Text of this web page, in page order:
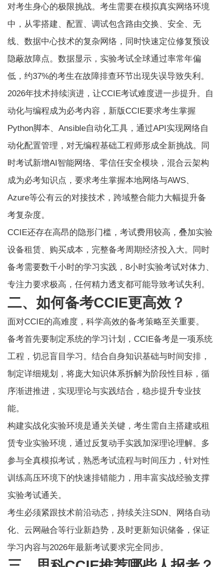
对考生身心的极限挑战。考生需要在模拟真实网络环境
中，从零搭建、配置、调试包含路由交换、安全、无
线、数据中心技术的复杂网络，同时快速定位修复预设
隐蔽故障点。数据显示，实验考试全球通过率常年偏
低，约37%的考生在故障排查环节出现失误导致失利。
2026年技术持续演进，让CCIE考试难度进一步提升。自
动化与编程成为必考内容，新版CCIE要求考生掌握
Python脚本、Ansible自动化工具，通过API实现网络自
动化配置管理，对无编程基础工程师形成全新挑战。同
时考试新增AI智能网络、零信任安全模块，混合云架构
成为必考知识点，要求考生掌握本地网络与AWS、
Azure等公有云的对接技术，跨域整合能力大幅提升备
考复杂度。
CCIE还存在高昂的隐形门槛，考试费用较高，叠加实验
设备租赁、购买成本，完整备考周期经济投入大。同时
备考需要数千小时的学习实践，8小时实验考试对体力、
专注力要求极高，任何精力透支都可能导致考试失利。
二、如何备考CCIE更高效？
面对CCIE的高难度，科学高效的备考策略至关重要。
备考首先要制定系统的学习计划，CCIE备考是一项系统
工程，切忌盲目学习。结合自身知识基础与时间安排，
制定详细规划，将庞大知识体系拆解为阶段性目标，循
序渐进推进，实现理论与实践结合，稳步提升专业技
能。
构建实战化实验环境是通关关键，考生需自主搭建或租
赁专业实验环境，通过反复动手实践加深理论理解。多
参与全真模拟考试，熟悉考试流程与时间压力，针对性
训练高压环境下的快速排错能力，用丰富实战经验支撑
实验考试通关。
考生必须紧跟技术前沿动态，持续关注SDN、网络自动
化、云网融合等行业新趋势，及时更新知识储备，保证
学习内容与2026年最新考试要求完全同步。